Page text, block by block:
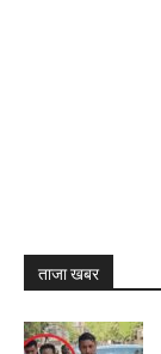
ताजा खबर